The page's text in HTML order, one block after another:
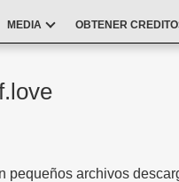
MEDIA OBTENER
archivos